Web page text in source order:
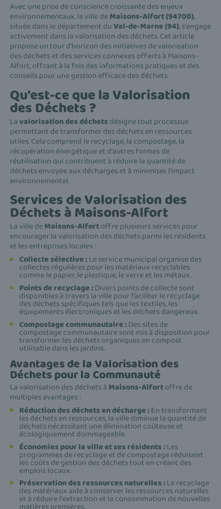
Avec une prise de conscience croissante des enjeux
environnementaux, la ville deMaisons-Alfort (94700),
située dans le département duVal-de-Marne (94), s'engage
activement dans la valorisation des déchets. Cet article
propose un tour d'horizon des initiatives de valorisation
des déchets et des services connexes offerts à Maisons-
Alfort, offrant à la fois des informations pratiques et des
conseils pour une gestion efficace des déchets.
Qu'est-ce que la Valorisation
des Déchets ?
Lavalorisation des déchets désigne tout processus
permettant de transformer des déchets en ressources
utiles. Cela comprend le recyclage, la compostage, la
récupération énergétique et d'autres formes de
réutilisation qui contribuent à réduire la quantité de
déchets envoyée aux décharges et à minimiser l'impact
environnemental.
Services de Valorisation des
Déchets à Maisons-Alfort
La ville deMaisons-Alfortoffre plusieurs services pour
encourager la valorisation des déchets parmi les résidents
et les entreprises locales :
Collecte sélective :Le service municipal organise des
collectes régulières pour les matériaux recyclables
comme le papier, le plastique, le verre et les métaux.
Points de recyclage :Divers points de collecte sont
disponibles à travers la ville pour faciliter le recyclage
des déchets spécifiques tels que les textiles, les
équipements électroniques et les déchets dangereux.
Compostage communautaire :Des sites de
compostage communautaire sont mis à disposition pour
transformer les déchets organiques en compost
utilisable dans les jardins.
Avantages de la Valorisation des
Déchets pour la Communauté
La valorisation des déchets à Maisons-Alfortoffre de
multiples avantages :
Réduction des déchets en décharge :En transformant
les déchets en ressources, la ville diminue la quantité de
déchets nécessitant une élimination coûteuse et
écologiquement dommageable.
Économies pour la ville et ses résidents :Les
programmes de recyclage et de compostage réduisent
les coûts de gestion des déchets tout en créant des
emplois locaux.
Préservation des ressources naturelles :Le recyclage
des matériaux aide à conserver les ressources naturelles
et à réduire l'extraction et la consommation de nouvelles